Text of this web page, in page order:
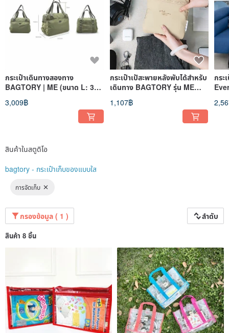
กระเป๋าเดินทางสองทาง
BAGTORY | ME (ขนาด L: 30
3,009฿
กระเป๋าเป้สะพายหลังพับได้สำหรับ
เดินทาง BAGTORY รุ่น ME
1,107฿
กระ
สินค้าในสตูดิโอ
bagtory - กระเป๋าเก็บของแบบใส
การจัดเก็บ
กรองข้อมูล ( 1 ) ลำดับ
สินค้า 8 ชิ้น